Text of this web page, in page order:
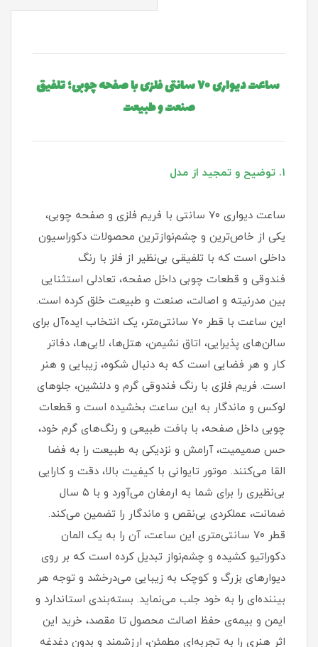
ساعت دیواری ۷۰ سانتی فلزی با صفحه چوبی؛ تلفیق
صنعت و طبیعت
۱. توضیح و تمجید از مدل
ساعت دیواری ۷۰ سانتی با فریم فلزی و صفحه چوبی،
یکی از خاص‌ترین و چشم‌نوازترین محصولات دکوراسیون
داخلی است که با تلفیقی بی‌نظیر از فلز با رنگ
فندوقی و قطعات چوبی داخل صفحه، تعادلی استثنایی
بین مدرنیته و اصالت، صنعت و طبیعت خلق کرده است.
این ساعت با قطر ۷۰ سانتی‌متر، یک انتخاب ایده‌آل برای
سالن‌های پذیرایی، اتاق نشیمن، هتل‌ها، لابی‌ها، دفاتر
کار و هر فضایی است که به دنبال شکوه، زیبایی و هنر
است. فریم فلزی با رنگ فندوقی گرم و دلنشین، جلوهای
لوکس و ماندگار به این ساعت بخشیده است و قطعات
چوبی داخل صفحه، با بافت طبیعی و رنگ‌های گرم خود،
حس صمیمیت، آرامش و نزدیکی به طبیعت را به فضا
القا می‌کنند. موتور تایوانی با کیفیت بالا، دقت و کارایی
بی‌نظیری را برای شما به ارمغان می‌آورد و با ۵ سال
ضمانت، عملکردی بی‌نقص و ماندگار را تضمین می‌کند.
قطر ۷۰ سانتی‌متری این ساعت، آن را به یک المان
دکوراتیو کشیده و چشم‌نواز تبدیل کرده است که بر روی
دیوارهای بزرگ و کوچک به زیبایی می‌درخشد و توجه هر
بیننده‌ای را به خود جلب می‌نماید. بسته‌بندی استاندارد و
ایمن و بیمه‌ی حفظ اصالت محصول تا مقصد، خرید این
اثر هنری را به تجربه‌ای مطمئن، ارزشمند و بدون دغدغه